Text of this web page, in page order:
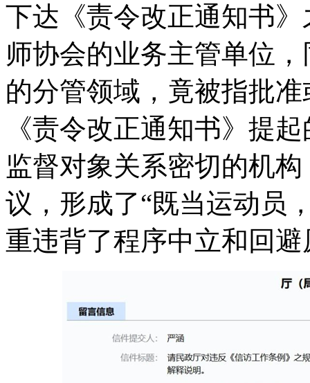
下达《责令改正通知书
师协会的业务主管单位
的分管领域，竟被指批
《责令改正通知书》提
监督对象关系密切的机
议，形成了“既当运动员
重违背了程序中立和回避